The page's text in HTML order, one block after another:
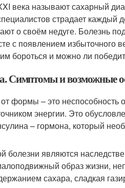
века называют сахарный
страдает
о своём недуге. Болезнь
с появлением избыточного
бороться и можно ли
Симптомы и возможные
формы – это неспособность
энергии. Это
– гормона, который
болезни являются
образ жизни,
сахара, сладкая